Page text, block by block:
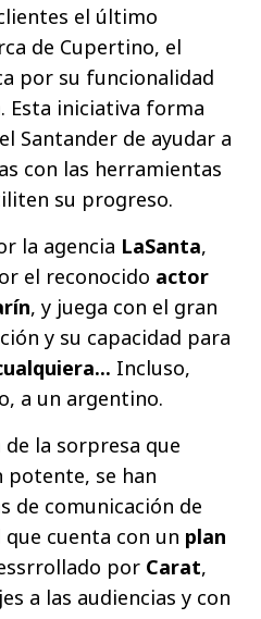
el último
de Cupertino, el
por su funcionalidad
Esta iniciativa forma
Santander de ayudar a
con las herramientas
su progreso.
la agencia LaSanta,
el reconocido actor
, y juega con el gran
y su capacidad para
Incluso,
a un argentino.
la sorpresa que
se han
de comunicación de
cuenta con un plan
por Carat,
a las audiencias y con